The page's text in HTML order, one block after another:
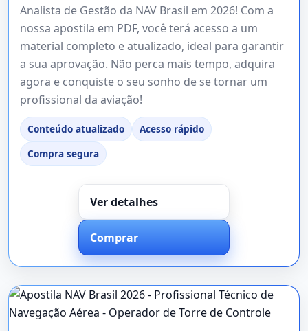
Analista de Gestão da NAV Brasil em 2026! Com a
nossa apostila em PDF, você terá acesso a um
material completo e atualizado, ideal para garantir
a sua aprovação. Não perca mais tempo, adquira
agora e conquiste o seu sonho de se tornar um
profissional da aviação!
Conteúdo atualizado
Acesso rápido
Compra segura
Ver detalhes
Comprar